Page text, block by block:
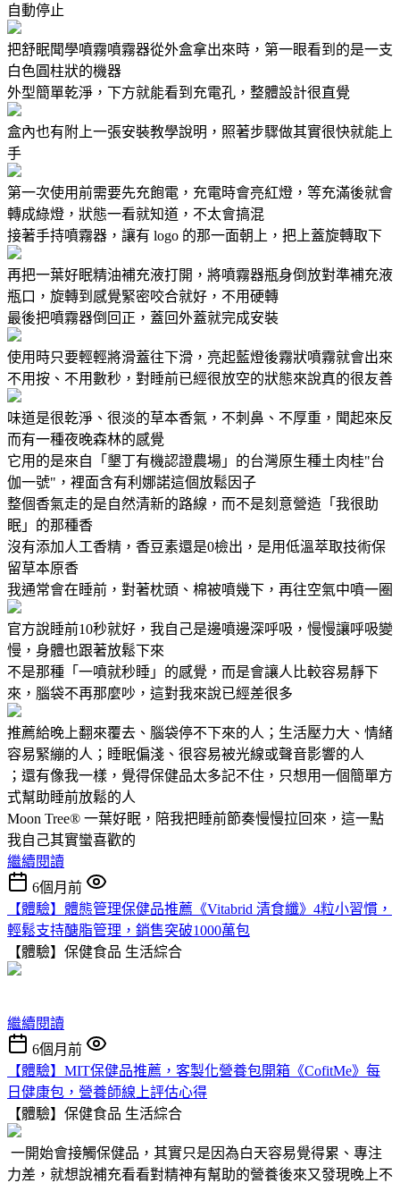
自動停止
把舒眠聞學噴霧噴霧器從外盒拿出來時，第一眼看到的是一支
白色圓柱狀的機器
外型簡單乾淨，下方就能看到充電孔，整體設計很直覺
盒內也有附上一張安裝教學說明，照著步驟做其實很快就能上
手
第一次使用前需要先充飽電，充電時會亮紅燈，等充滿後就會
轉成綠燈，狀態一看就知道，不太會搞混
接著手持噴霧器，讓有 logo 的那一面朝上，把上蓋旋轉取下
再把一葉好眠精油補充液打開，將噴霧器瓶身倒放對準補充液
瓶口，旋轉到感覺緊密咬合就好，不用硬轉
最後把噴霧器倒回正，蓋回外蓋就完成安裝
使用時只要輕輕將滑蓋往下滑，亮起藍燈後霧狀噴霧就會出來
不用按、不用數秒，對睡前已經很放空的狀態來說真的很友善
味道是很乾淨、很淡的草本香氣，不刺鼻、不厚重，聞起來反
而有一種夜晚森林的感覺
它用的是來自「墾丁有機認證農場」的台灣原生種土肉桂"台
伽一號"，裡面含有利娜諾這個放鬆因子
整個香氣走的是自然清新的路線，而不是刻意營造「我很助
眠」的那種香
沒有添加人工香精，香豆素還是0檢出，是用低溫萃取技術保
留草本原香
我通常會在睡前，對著枕頭、棉被噴幾下，再往空氣中噴一圈
官方說睡前10秒就好，我自己是邊噴邊深呼吸，慢慢讓呼吸變
慢，身體也跟著放鬆下來
不是那種「一噴就秒睡」的感覺，而是會讓人比較容易靜下
來，腦袋不再那麼吵，這對我來說已經差很多
推薦給晚上翻來覆去、腦袋停不下來的人；生活壓力大、情緒
容易緊繃的人；睡眠偏淺、很容易被光線或聲音影響的人
；還有像我一樣，覺得保健品太多記不住，只想用一個簡單方
式幫助睡前放鬆的人
Moon Tree® 一葉好眠，陪我把睡前節奏慢慢拉回來，這一點
我自己其實蠻喜歡的
繼續閱讀
6個月前
【體驗】體態管理保健品推薦《Vitabrid 清食纖》4粒小習慣，
輕鬆支持醣脂管理，銷售突破1000萬包
【體驗】保健食品 生活綜合
繼續閱讀
6個月前
【體驗】MIT保健品推薦，客製化營養包開箱《CofitMe》每
日健康包，營養師線上評估心得
【體驗】保健食品 生活綜合
一開始會接觸保健品，其實只是因為白天容易覺得累、專注
力差，就想說補充看看對精神有幫助的營養後來又發現晚上不